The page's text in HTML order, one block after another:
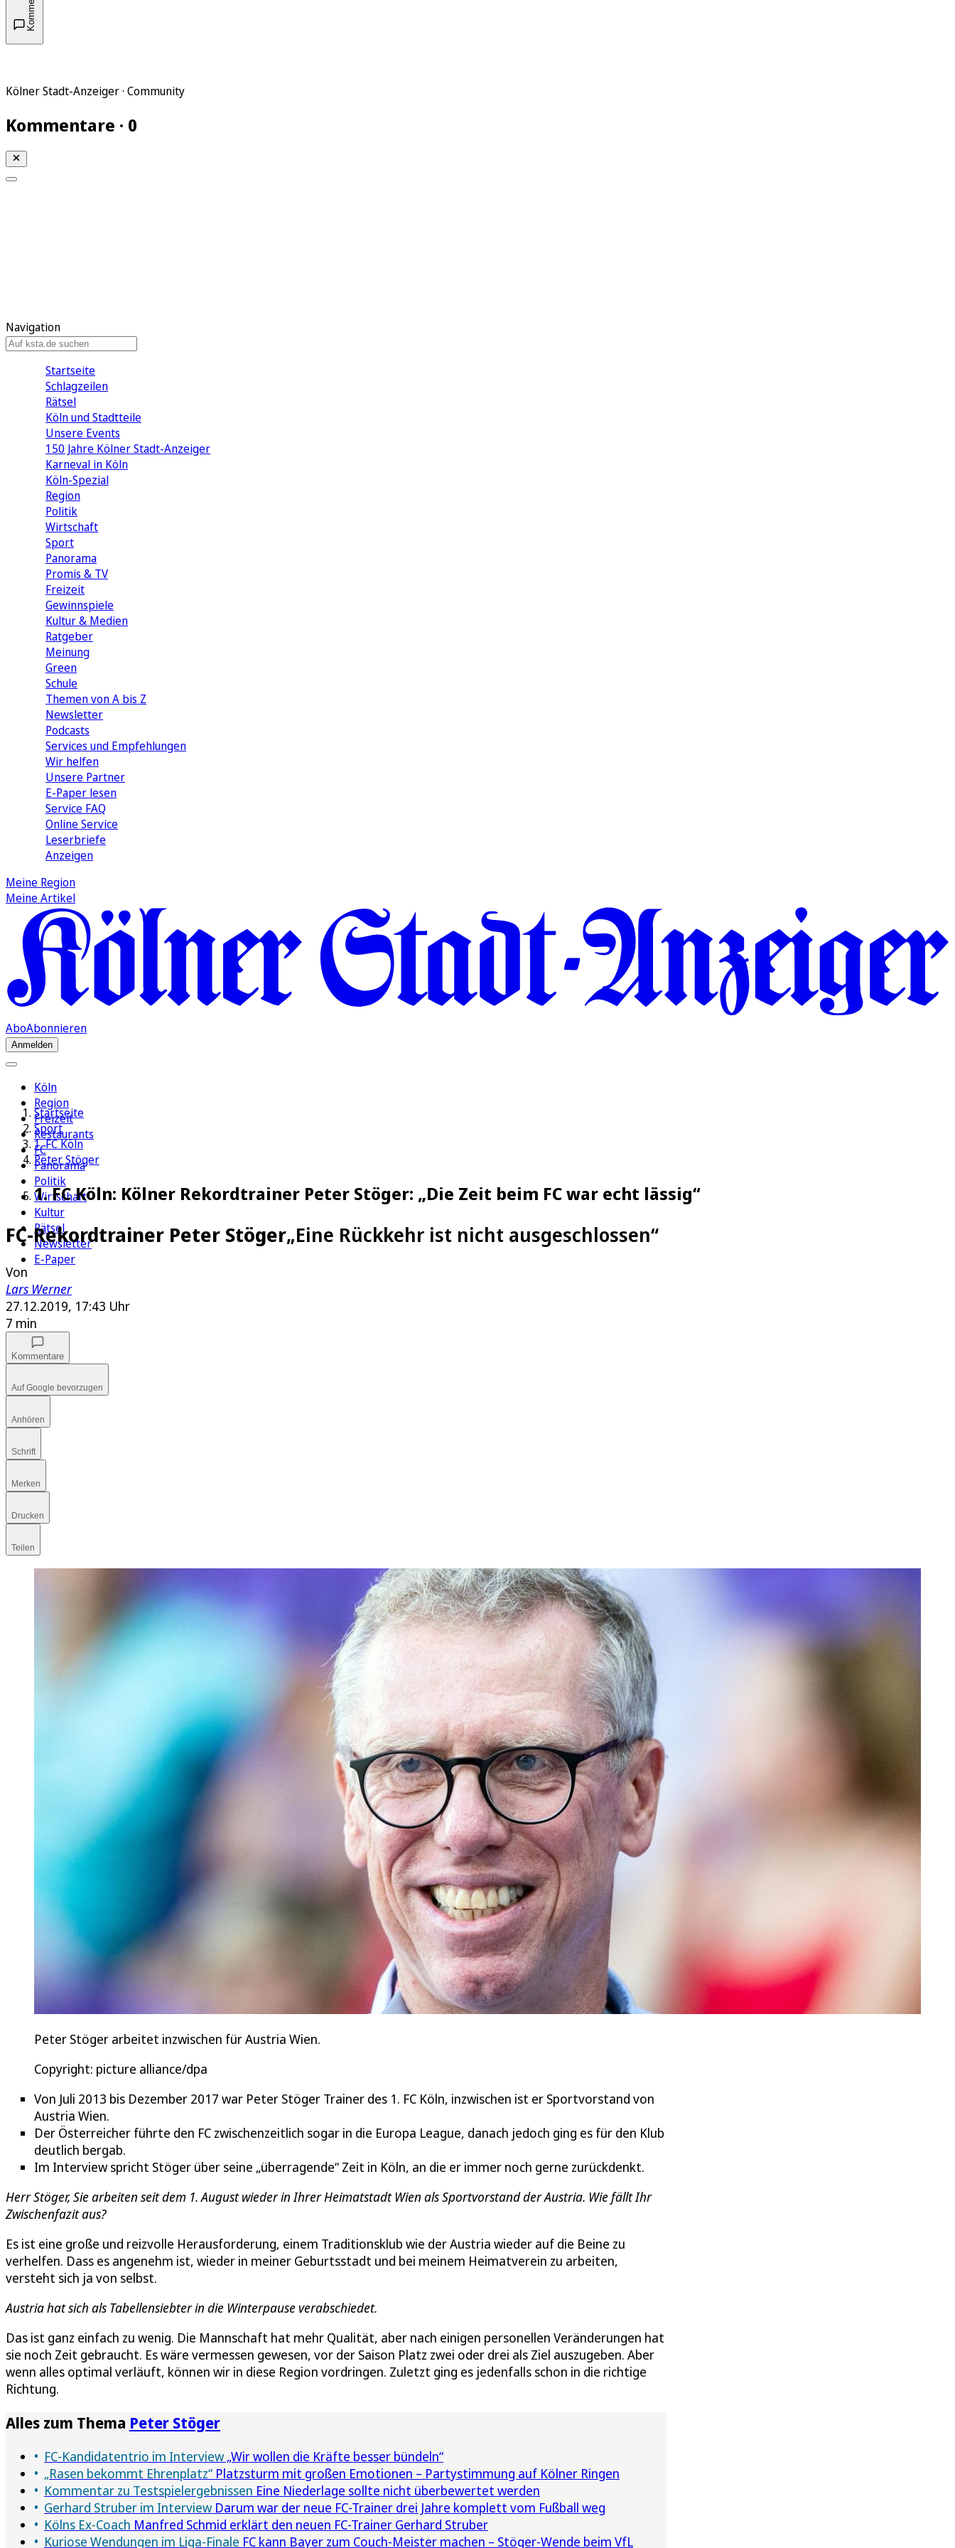
Kölner Stadt-Anzeiger · Community
Kommentare · 0
Navigation
Startseite
Schlagzeilen
Rätsel
Köln und Stadtteile
Unsere Events
150 Jahre Kölner Stadt-Anzeiger
Karneval in Köln
Köln-Spezial
Region
Politik
Wirtschaft
Sport
Panorama
Promis & TV
Freizeit
Gewinnspiele
Kultur & Medien
Ratgeber
Meinung
Green
Schule
Themen von A bis Z
Newsletter
Podcasts
Services und Empfehlungen
Wir helfen
Unsere Partner
E-Paper lesen
Service FAQ
Online Service
Leserbriefe
Anzeigen
Meine Region
Meine Artikel
AboAbonnieren
Anmelden
Köln
Region
Freizeit
Restaurants
FC
Panorama
Politik
Wirtschaft
Kultur
Rätsel
Newsletter
E-Paper
Startseite
Sport
1. FC Köln
Peter Stöger
1. FC Köln: Kölner Rekordtrainer Peter Stöger: „Die Zeit beim FC war echt lässig“
FC-Rekordtrainer Peter Stöger„Eine Rückkehr ist nicht ausgeschlossen“
Von
Lars Werner
27.12.2019, 17:43 Uhr
7 min
Kommentare
Auf Google bevorzugen
Anhören
Schrift
Merken
Drucken
Teilen
Peter Stöger arbeitet inzwischen für Austria Wien.
Copyright: picture alliance/dpa
Von Juli 2013 bis Dezember 2017 war Peter Stöger Trainer des 1. FC Köln, inzwischen ist er Sportvorstand von
Austria Wien.
Der Österreicher führte den FC zwischenzeitlich sogar in die Europa League, danach jedoch ging es für den Klub
deutlich bergab.
Im Interview spricht Stöger über seine „überragende“ Zeit in Köln, an die er immer noch gerne zurückdenkt.
Herr Stöger, Sie arbeiten seit dem 1. August wieder in Ihrer Heimatstadt Wien als Sportvorstand der Austria. Wie fällt Ihr
Zwischenfazit aus?
Es ist eine große und reizvolle Herausforderung, einem Traditionsklub wie der Austria wieder auf die Beine zu
verhelfen. Dass es angenehm ist, wieder in meiner Geburtsstadt und bei meinem Heimatverein zu arbeiten,
versteht sich ja von selbst.
Austria hat sich als Tabellensiebter in die Winterpause verabschiedet.
Das ist ganz einfach zu wenig. Die Mannschaft hat mehr Qualität, aber nach einigen personellen Veränderungen hat
sie noch Zeit gebraucht. Es wäre vermessen gewesen, vor der Saison Platz zwei oder drei als Ziel auszugeben. Aber
wenn alles optimal verläuft, können wir in diese Region vordringen. Zuletzt ging es jedenfalls schon in die richtige
Richtung.
Alles zum Thema Peter Stöger
FC-Kandidatentrio im Interview „Wir wollen die Kräfte besser bündeln“
„Rasen bekommt Ehrenplatz“ Platzsturm mit großen Emotionen – Partystimmung auf Kölner Ringen
Kommentar zu Testspielergebnissen Eine Niederlage sollte nicht überbewertet werden
Gerhard Struber im Interview Darum war der neue FC-Trainer drei Jahre komplett vom Fußball weg
Kölns Ex-Coach Manfred Schmid erklärt den neuen FC-Trainer Gerhard Struber
Kuriose Wendungen im Liga-Finale FC kann Bayer zum Couch-Meister machen – Stöger-Wende beim VfL